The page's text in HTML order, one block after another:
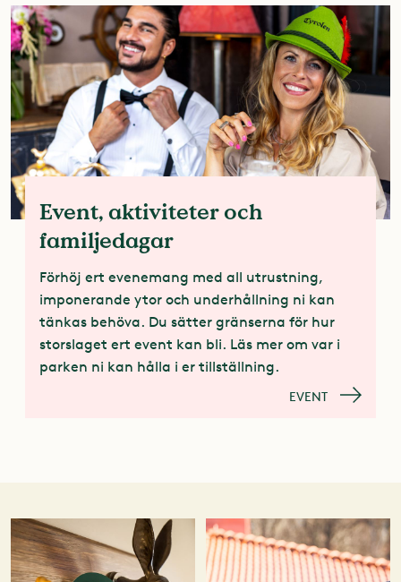
Event, aktiviteter och
familjedagar
Förhöj ert evenemang med all utrustning,
imponerande ytor och underhållning ni kan
tänkas behöva. Du sätter gränserna för hur
storslaget ert event kan bli. Läs mer om var i
parken ni kan hålla i er tillställning.
EVENT